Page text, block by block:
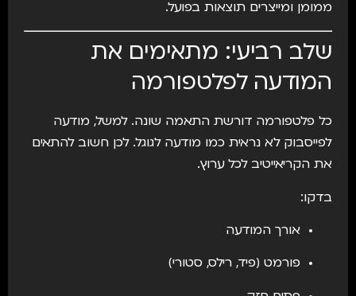
ממומן ומייצרים תוצאות בפועל.
שלב רביעי: מתאימים את
המודעה לפלטפורמה
כל פלטפורמה דורשת התאמה שונה. למשל, מודעה
לפייסבוק לא נראית כמו מודעה לגוגל. לכן חשוב להתאים
את הקריאייטיב לכל ערוץ.
בדקו:
אורך המודעה
פורמט (פיד, רילס, סטורי)